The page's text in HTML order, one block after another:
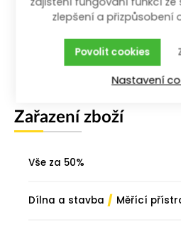
169,00Kč
84,50Kč
Koupit
Zařazení zboží
Vše za 50%
Dílna a stavba / Měřící
zlepšení a přizpůsobení
Povolit cookies
Nastavení